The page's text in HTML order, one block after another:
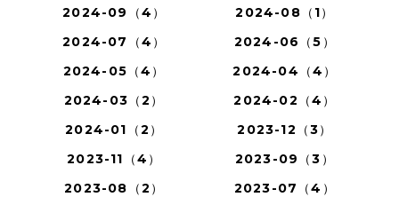
2024-09（4）
2024-08（1）
2024-07（4）
2024-06（5）
2024-05（4）
2024-04（4）
2024-03（2）
2024-02（4）
2024-01（2）
2023-12（3）
2023-11（4）
2023-09（3）
2023-08（2）
2023-07（4）